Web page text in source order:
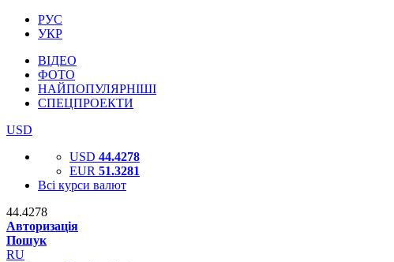
РУС
УКР
ВІДЕО
ФОТО
НАЙПОПУЛЯРНІШІ
СПЕЦПРОЕКТИ
USD
USD 44.4278
EUR 51.3281
Всі курси валют
44.4278
Авторизація
Пошук
RU